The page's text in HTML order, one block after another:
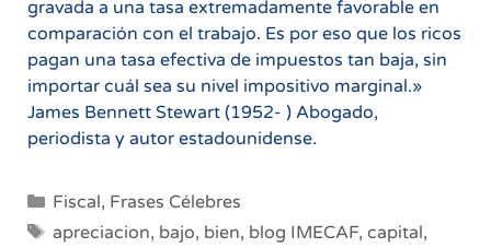
gravada a una tasa extremadamente favorable en
comparación con el trabajo. Es por eso que los ricos
pagan una tasa efectiva de impuestos tan baja, sin
importar cuál sea su nivel impositivo marginal.»
James Bennett Stewart (1952- ) Abogado,
periodista y autor estadounidense.
Categorías
Fiscal, Frases Célebres
Etiquetas
apreciacion, bajo, bien, blog IMECAF, capital,